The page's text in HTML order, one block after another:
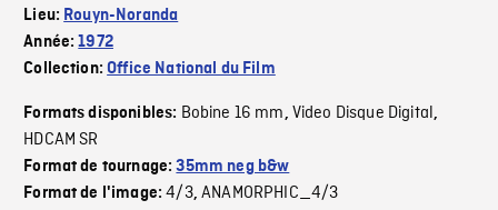
Lieu: Rouyn-Noranda
Année:1972
Collection:Office National du Film
Formats disponibles: Bobine 16 mm, Video Disque Digital,
HDCAM SR
Format de tournage:35mm neg b&w
Format de l'image:4/3,ANAMORPHIC_4/3